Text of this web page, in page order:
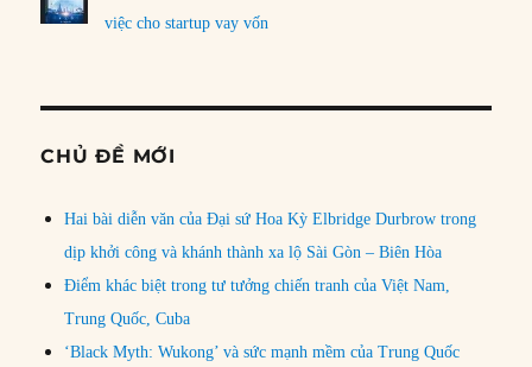
việc cho startup vay vốn
CHỦ ĐỀ MỚI
Hai bài diễn văn của Đại sứ Hoa Kỳ Elbridge Durbrow trong
dịp khởi công và khánh thành xa lộ Sài Gòn – Biên Hòa
Điểm khác biệt trong tư tưởng chiến tranh của Việt Nam,
Trung Quốc, Cuba
‘Black Myth: Wukong’ và sức mạnh mềm của Trung Quốc